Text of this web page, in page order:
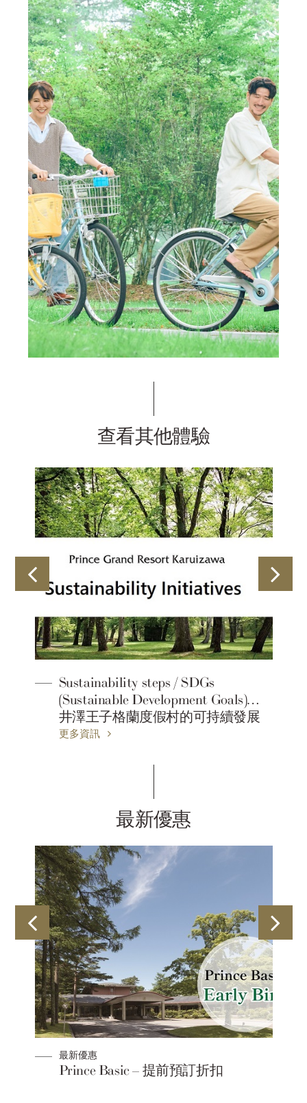
查看其他體驗
Sustainability steps / SDGs
(Sustainable Development Goals)輕
井澤王子格蘭度假村的可持續發展
行動
更多資訊
最新優惠
最新優惠
Prince Basic – 提前預訂折扣